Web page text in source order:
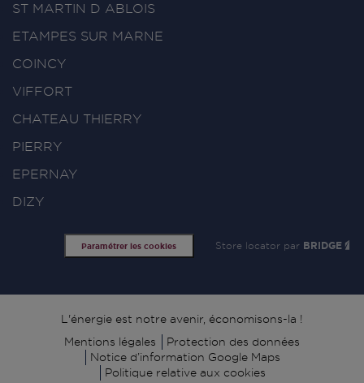
ST MARTIN D ABLOIS
ETAMPES SUR MARNE
COINCY
VIFFORT
CHATEAU THIERRY
PIERRY
EPERNAY
DIZY
Paramétrer les cookies Store locator par BRIDGE
Signature
L'énergie est notre avenir, économisons-la !
Mentions légales
Protection des données
Notice d’information Google Maps
Politique relative aux cookies